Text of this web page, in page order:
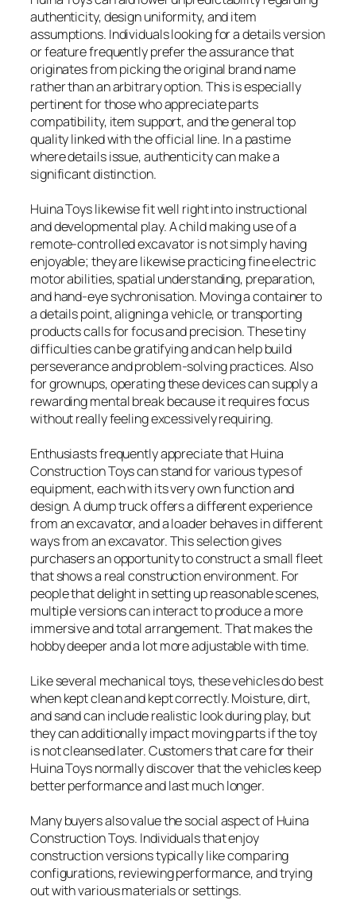
authenticity, design uniformity, and item
assumptions. Individuals looking for a details version
or feature frequently prefer the assurance that
originates from picking the original brand name
rather than an arbitrary option. This is especially
pertinent for those who appreciate parts
compatibility, item support, and the general top
quality linked with the official line. In a pastime
where details issue, authenticity can make a
significant distinction.
Huina Toys likewise fit well right into instructional
and developmental play. A child making use of a
remote-controlled excavator is not simply having
enjoyable; they are likewise practicing fine electric
motor abilities, spatial understanding, preparation,
and hand-eye sychronisation. Moving a container to
a details point, aligning a vehicle, or transporting
products calls for focus and precision. These tiny
difficulties can be gratifying and can help build
perseverance and problem-solving practices. Also
for grownups, operating these devices can supply a
rewarding mental break because it requires focus
without really feeling excessively requiring.
Enthusiasts frequently appreciate that Huina
Construction Toys can stand for various types of
equipment, each with its very own function and
design. A dump truck offers a different experience
from an excavator, and a loader behaves in different
ways from an excavator. This selection gives
purchasers an opportunity to construct a small fleet
that shows a real construction environment. For
people that delight in setting up reasonable scenes,
multiple versions can interact to produce a more
immersive and total arrangement. That makes the
hobby deeper and a lot more adjustable with time.
Like several mechanical toys, these vehicles do best
when kept clean and kept correctly. Moisture, dirt,
and sand can include realistic look during play, but
they can additionally impact moving parts if the toy
is not cleansed later. Customers that care for their
Huina Toys normally discover that the vehicles keep
better performance and last much longer.
Many buyers also value the social aspect of Huina
Construction Toys. Individuals that enjoy
construction versions typically like comparing
configurations, reviewing performance, and trying
out with various materials or settings.